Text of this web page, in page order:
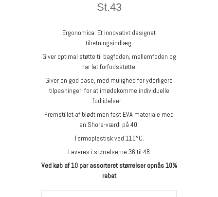
St.43
Ergonomica: Et innovativt designet
tilretningsindlæg.
Giver optimal støtte til bagfoden, mellemfoden og
har let forfodsstøtte.
Giver en god base, med mulighed for yderligere
tilpasninger, for at imødekomme individuelle
fodlidelser.
Fremstillet af blødt men fast EVA materiale med
en Shore-værdi på 40.
Termoplastisk ved 110°C.
Leveres i størrelserne 36 til 48
Ved køb af 10 par assorteret størrelser opnås 10%
rabat